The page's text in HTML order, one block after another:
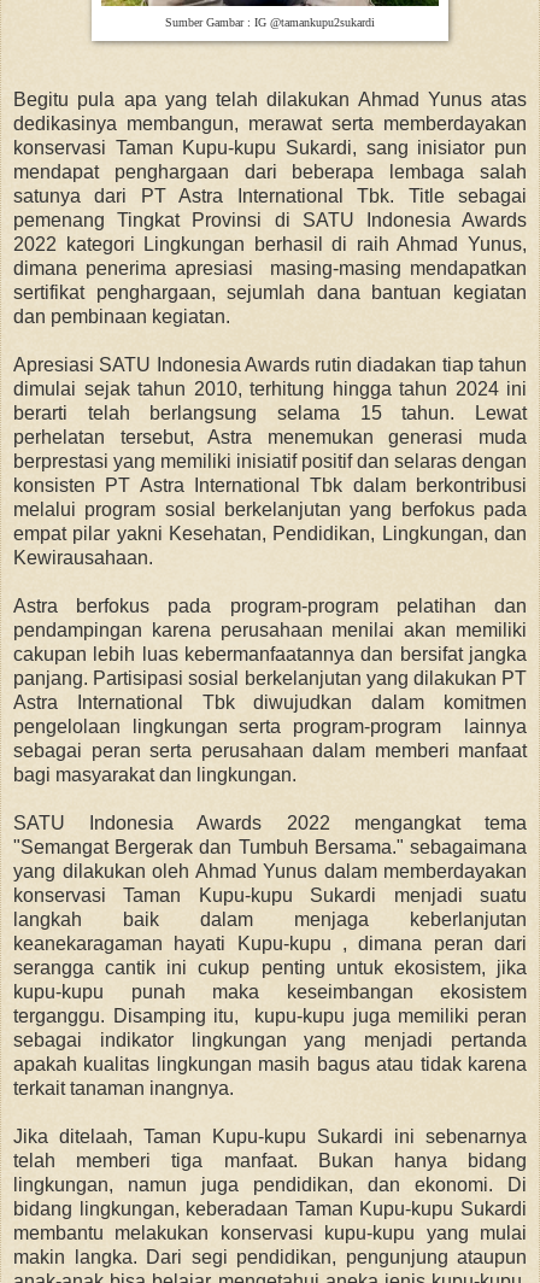
Sumber Gambar : IG @tamankupu2sukardi
Begitu pula apa yang telah dilakukan Ahmad Yunus atas
dedikasinya membangun, merawat serta memberdayakan
konservasi Taman Kupu-kupu Sukardi, sang inisiator pun
mendapat penghargaan dari beberapa lembaga salah
satunya dari PT Astra International Tbk. Title sebagai
pemenang Tingkat Provinsi di SATU Indonesia Awards
2022 kategori Lingkungan berhasil di raih Ahmad Yunus,
dimana penerima apresiasi masing-masing mendapatkan
sertifikat penghargaan, sejumlah dana bantuan kegiatan
dan pembinaan kegiatan.
Apresiasi SATU Indonesia Awards rutin diadakan tiap tahun
dimulai sejak tahun 2010, terhitung hingga tahun 2024 ini
berarti telah berlangsung selama 15 tahun. Lewat
perhelatan tersebut, Astra menemukan generasi muda
berprestasi yang memiliki inisiatif positif dan selaras dengan
konsisten PT Astra International Tbk dalam berkontribusi
melalui program sosial berkelanjutan yang berfokus pada
empat pilar yakni Kesehatan, Pendidikan, Lingkungan, dan
Kewirausahaan.
Astra berfokus pada program-program pelatihan dan
pendampingan karena perusahaan menilai akan memiliki
cakupan lebih luas kebermanfaatannya dan bersifat jangka
panjang. Partisipasi sosial berkelanjutan yang dilakukan PT
Astra International Tbk diwujudkan dalam komitmen
pengelolaan lingkungan serta program-program lainnya
sebagai peran serta perusahaan dalam memberi manfaat
bagi masyarakat dan lingkungan.
SATU Indonesia Awards 2022 mengangkat tema
"Semangat Bergerak dan Tumbuh Bersama." sebagaimana
yang dilakukan oleh Ahmad Yunus dalam memberdayakan
konservasi Taman Kupu-kupu Sukardi menjadi suatu
langkah baik dalam menjaga keberlanjutan
keanekaragaman hayati Kupu-kupu , dimana peran dari
serangga cantik ini cukup penting untuk ekosistem, jika
kupu-kupu punah maka keseimbangan ekosistem
terganggu. Disamping itu, kupu-kupu juga memiliki peran
sebagai indikator lingkungan yang menjadi pertanda
apakah kualitas lingkungan masih bagus atau tidak karena
terkait tanaman inangnya.
Jika ditelaah, Taman Kupu-kupu Sukardi ini sebenarnya
telah memberi tiga manfaat. Bukan hanya bidang
lingkungan, namun juga pendidikan, dan ekonomi. Di
bidang lingkungan, keberadaan Taman Kupu-kupu Sukardi
membantu melakukan konservasi kupu-kupu yang mulai
makin langka. Dari segi pendidikan, pengunjung ataupun